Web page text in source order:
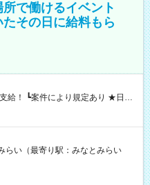
で働けるイベント
その日に給料もら
その日に現金GET♪ お仕事後はコ
ます！ 【試用期間】試
らい（最寄り駅：みなとみらい